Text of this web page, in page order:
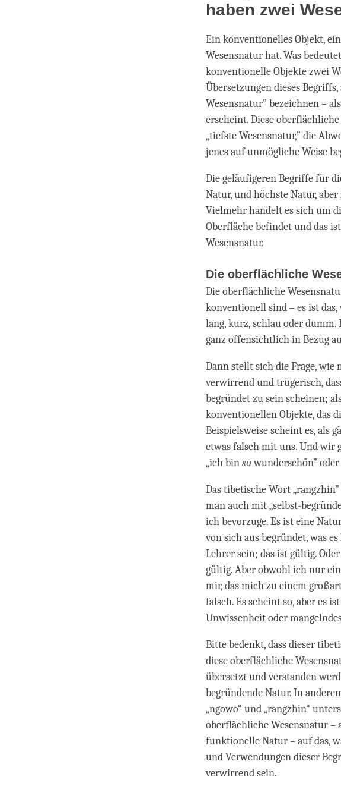
haben zwei
Ein konventionelles Objekt,
Wesensnatur hat. Was
konventionelle Objekte zwei
Übersetzungen dieses
Wesensnatur” bezeichnen –
erscheint. Diese
„tiefste Wesensnatur,” die
jenes auf unmögliche Weise
Die geläufigeren Begriffe für
Natur, und höchste Natur,
Vielmehr handelt es sich um
Oberfläche befindet und das
Wesensnatur.
Die oberflächliche
Die oberflächliche
konventionell sind – es ist
lang, kurz, schlau oder dumm.
ganz offensichtlich in Bezug
Dann stellt sich die Frage, wie
verwirrend und trügerisch,
begründet zu sein scheinen;
konventionellen Objekte, das
Beispielsweise scheint es, als
etwas falsch mit uns. Und wir
„ich binsowunderschön”
Das tibetische Wort
man auch mit „selbst-
ich bevorzuge. Es ist eine
von sich aus begründet, was
Lehrer sein; das ist gültig.
gültig. Aber obwohl ich nur
mir, das mich zu einem
falsch. Es scheint so, aber es
Unwissenheit oder
Bitte bedenkt, dass dieser
diese oberflächliche
übersetzt und verstanden
begründende Natur. In
„ngowo“ und „rangzhin“
oberflächliche Wesensnatur –
funktionelle Natur – auf das,
und Verwendungen dieser
verwirrend sein.